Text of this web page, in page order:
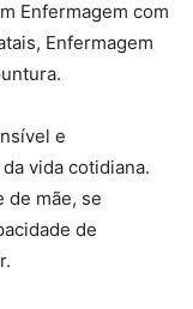
Enfermagem com
Enfermagem
e
vida cotidiana.
de mãe, se
de